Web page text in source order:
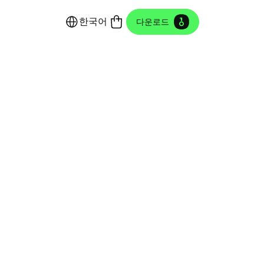
한국어 다운로드